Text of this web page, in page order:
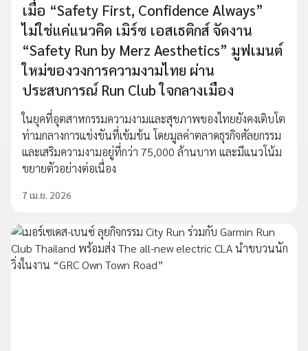
เมื่อ “Safety First, Confidence Always”
ไม่ใช่แค่แนวคิด เมิร์ซ เอสเธติกส์ จัดงาน
“Safety Run by Merz Aesthetics” มูฟเมนต์
ใหม่ของวงการความงามไทย ผ่าน
ประสบการณ์ Run Club ใจกลางเมือง
ในยุคที่อุตสาหกรรมความงามและสุขภาพของไทยยังคงเติบโต
ท่ามกลางการแข่งขันที่เข้มข้น โดยมูลค่าตลาดธุรกิจศัลยกรรม
และเสริมความงามอยู่ที่กว่า 75,000 ล้านบาท และมีแนวโน้ม
ขยายตัวอย่างต่อเนื่อง
7 เม.ย. 2026